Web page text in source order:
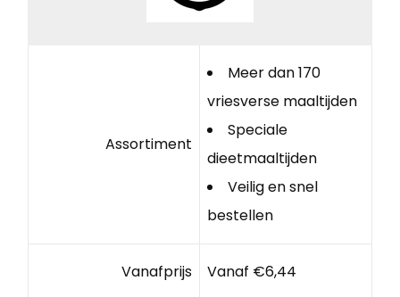
Assortiment
Meer dan 170
vriesverse maaltijden
Speciale
dieetmaaltijden
Veilig en snel
bestellen
Vanafprijs Vanaf €6,44